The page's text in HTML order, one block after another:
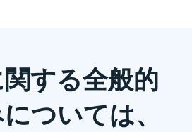
する全般的
ついては、